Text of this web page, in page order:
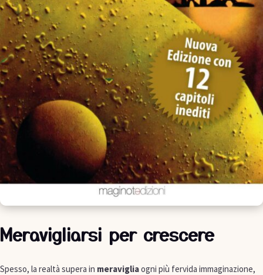
Meravigliarsi per crescere
Spesso, la realtà supera in meravigliaogni più fervida immaginazione,